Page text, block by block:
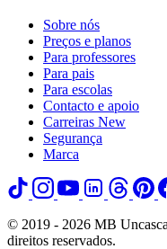
Sobre nós
Preços e planos
Para professores
Para pais
Para escolas
Contacto e apoio
Carreiras New
Segurança
Marca
© 2019 - 2026 MB
direitos reservados.